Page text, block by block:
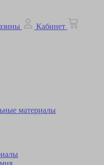
Кабинет
материалы